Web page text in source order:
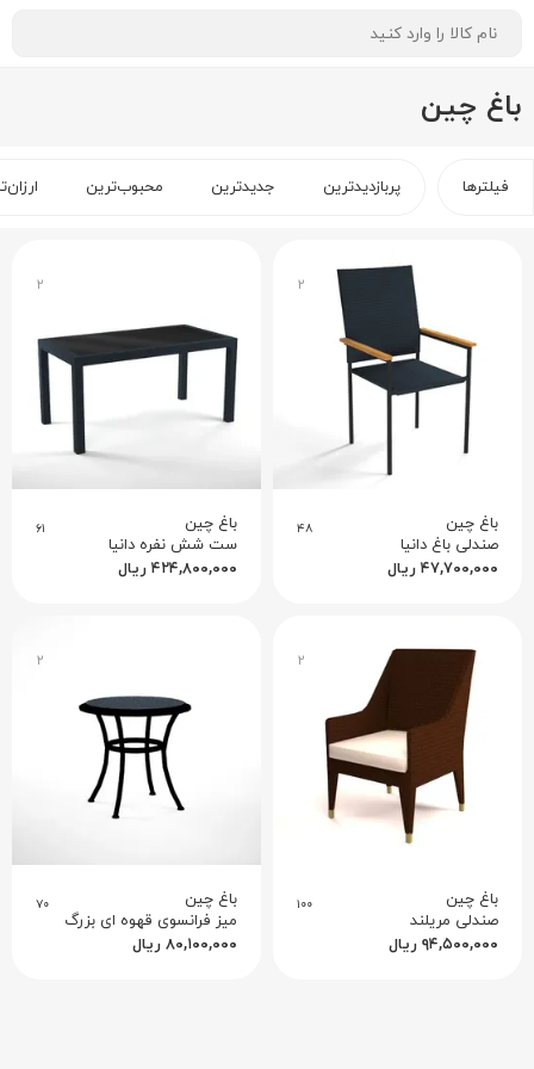
باغ چین
فیلترها پربازدیدترین جدیدترین محبوب‌ترین
۲
باغ چین ۴۸
صندلی باغ دانیا
۴۷,۷۰۰,۰۰۰ ریال
۲
باغ چین ۶۱
ست شش نفره دانیا
۴۲۴,۸۰۰,۰۰۰ ریال
۲
باغ چین ۱۰۰
صندلی مریلند
۹۴,۵۰۰,۰۰۰ ریال
۲
باغ چین ۷۰
میز فرانسوی قهوه ای بزرگ
۸۰,۱۰۰,۰۰۰ ریال